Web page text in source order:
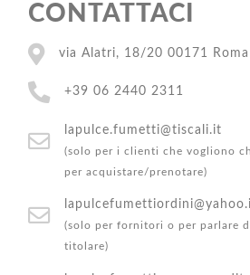
CONTATTACI
via Alatri, 18/20 00171 Roma
+39 06 2440 2311
lapulce.fumetti@tiscali.it
(solo per i clienti che vogliono
per acquistare/prenotare)
(solo per fornitori o per parlare
titolare)